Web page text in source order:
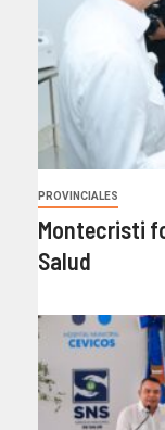
PROVINCIALES
Montecristi
Salud